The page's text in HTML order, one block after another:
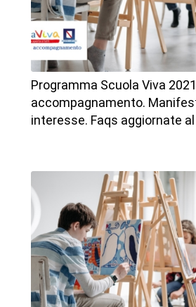
Programma Scuola Viva
accompagnamento.
interesse. Faqs aggiornate